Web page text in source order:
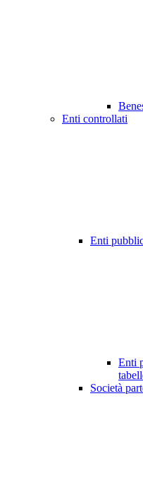
Enti controllati
Enti
Enti
Società